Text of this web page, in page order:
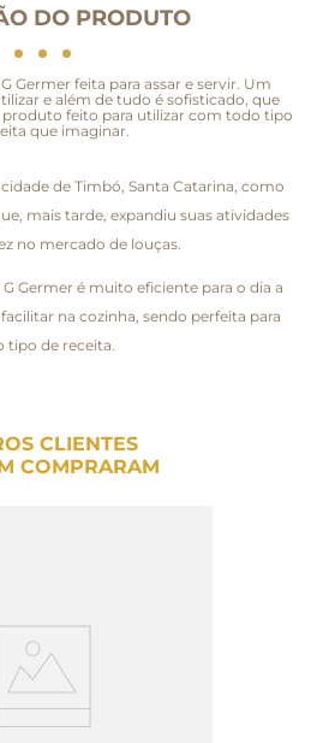
DO PRODUTO
Germer feita para assar e servir. Um
e além de tudo é sofisticado, que
feito para utilizar com todo tipo
que imaginar.
de Timbó, Santa Catarina, como
mais tarde, expandiu suas atividades
no mercado de louças.
Germer é muito eficiente para o dia a
na cozinha, sendo perfeita para
tipo de receita.
CLIENTES
COMPRARAM